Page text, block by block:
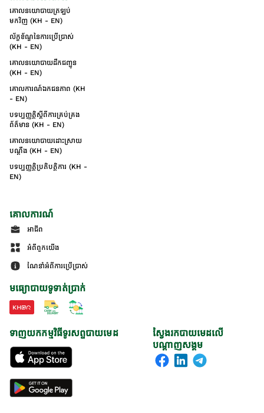
គោលនយោបាយត្រឡប់
មកវិញ (KH - EN)
ល័ក្ខខ័ណ្ឌនៃការប្រើប្រាស់
(KH - EN)
គោលនយោបាយដឹកជញ្ជូន
(KH - EN)
គោលការណ៍ឯកជនភាព (KH
- EN)
បទប្បញ្ញត្តិស្តីពីការគ្រប់គ្រង
ព័ត៌មាន (KH - EN)
គោលនយោបាយដោះស្រាយ
បណ្ដឹង (KH - EN)
បទប្បញ្ញត្តិប្រតិបត្តិការ (KH -
EN)
គោលការណ៍
អាជីព
អំពីពួកយើង
ណែនាំអំពីការប្រើប្រាស់
មធ្យោបាយទូទាត់ប្រាក់
ស្វែងរកបាយមេដលើ
បណ្តាញសង្គម
ទាញយកកម្មវិធីទូរសព្ទបាយមេដ